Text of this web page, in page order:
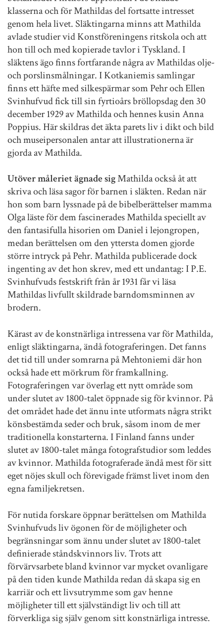
klasserna och för Mathildas del fortsatte intresset
genom hela livet. Släktingarna minns att Mathilda
avlade studier vid Konstföreningens ritskola och att
hon till och med kopierade tavlor i Tyskland. I
släktens ägo finns fortfarande några av Mathildas olje-
och porslinsmålningar. I Kotkaniemis samlingar
finns ett häfte med silkespärmar som Pehr och Ellen
Svinhufvud fick till sin fyrtioårs bröllopsdag den 30
december 1929 av Mathilda och hennes kusin Anna
Poppius. Här skildras det äkta parets liv i dikt och bild
och museipersonalen antar att illustrationerna är
gjorda av Mathilda.
Utöver måleriet ägnade sigMathilda också åt att
skriva och läsa sagor för barnen i släkten. Redan när
hon som barn lyssnade på de bibelberättelser mamma
Olga läste för dem fascinerades Mathilda speciellt av
den fantasifulla hisorien om Daniel i lejongropen,
medan berättelsen om den yttersta domen gjorde
större intryck på Pehr. Mathilda publicerade dock
ingenting av det hon skrev, med ett undantag: I P.E.
Svinhufvuds festskrift från år 1931 får vi läsa
Mathildas livfullt skildrade barndomsminnen av
brodern.
Kärast av de konstnärliga intressena var för Mathilda,
enligt släktingarna, ändå fotograferingen. Det fanns
det tid till under somrarna på Mehtoniemi där hon
också hade ett mörkrum för framkallning.
Fotograferingen var överlag ett nytt område som
under slutet av 1800-talet öppnade sig för kvinnor. På
det området hade det ännu inte utformats några strikt
könsbestämda seder och bruk, såsom inom de mer
traditionella konstarterna. I Finland fanns under
slutet av 1800-talet många fotografstudior som leddes
av kvinnor. Mathilda fotograferade ändå mest för sitt
eget nöjes skull och förevigade främst livet inom den
egna familjekretsen.
För nutida forskare öppnar berättelsen om Mathilda
Svinhufvuds liv ögonen för de möjligheter och
begränsningar som ännu under slutet av 1800-talet
definierade ståndskvinnors liv. Trots att
förvärvsarbete bland kvinnor var mycket ovanligare
på den tiden kunde Mathilda redan då skapa sig en
karriär och ett livsutrymme som gav henne
möjligheter till ett självständigt liv och till att
förverkliga sig själv genom sitt konstnärliga intresse.